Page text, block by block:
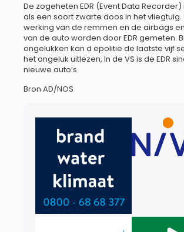
De zogeheten EDR (Event Data Recorder)
als een soort zwarte doos in het
werking van de remmen en de airbags
van de auto worden door EDR gemeten.
ongelukken kan d epolitie de laatste vijf
het ongeluk uitlezen, In de VS is de EDR
nieuwe auto’s
Bron AD/NOS